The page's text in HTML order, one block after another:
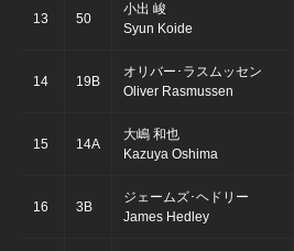
13 50
小出 峻
Syun Koide
14 19B
オリバー･ラスムッセン
Oliver Rasmussen
15 14A
大嶋 和也
Kazuya Oshima
16 3B
ジェームズ･ヘドリー
James Hedley